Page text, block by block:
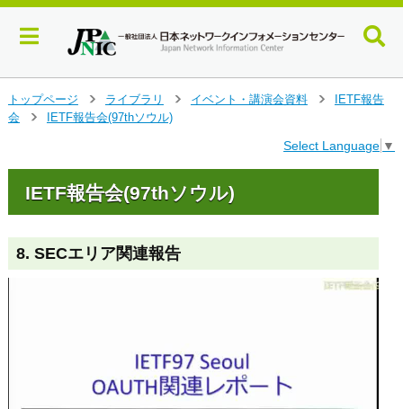
イ
ン
へ
ャ
トップページ
>
ライブラリ
>
イベント・講演会資料
IETF報告
会
IETF報告会(97thソウル)
Select Language ▼
IETF報告会(97thソウル)
8. SECエリア関連報告